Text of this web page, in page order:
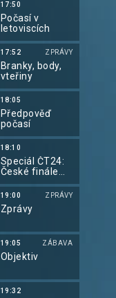
17:50
Počasí v
letoviscích
17:52 ZPRÁVY
Branky, body,
vteřiny
18:05
Předpověď
počasí
18:10
Speciál ČT24:
České finále
Wimbledonu
19:00 ZPRÁVY
Zprávy
19:05 ZÁBAVA
Objektiv
19:32